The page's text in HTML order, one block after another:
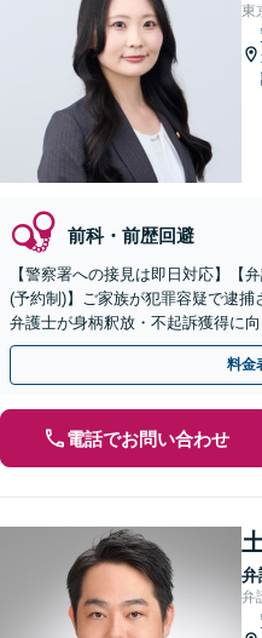
東
前科・前歴回避
【警察署への接見は即日対応】【
(予約制)】ご家族が犯罪容疑で逮
弁護士が身柄釈放・不起訴獲得に
月100名以上の相談実績】【関東エ
料金
電話でお問い合わせ
弁
弁